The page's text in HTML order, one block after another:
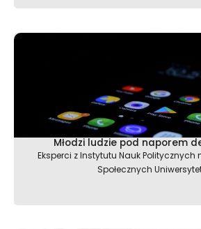
Młodzi ludzie pod naporem
Eksperci z Instytutu Nauk Politycznych
Społecznych